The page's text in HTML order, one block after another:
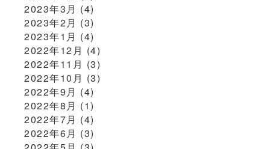
2023年3月 (4)
2023年2月 (3)
2023年1月 (4)
2022年12月 (4)
2022年11月 (3)
2022年10月 (3)
2022年9月 (4)
2022年8月 (1)
2022年7月 (4)
2022年6月 (3)